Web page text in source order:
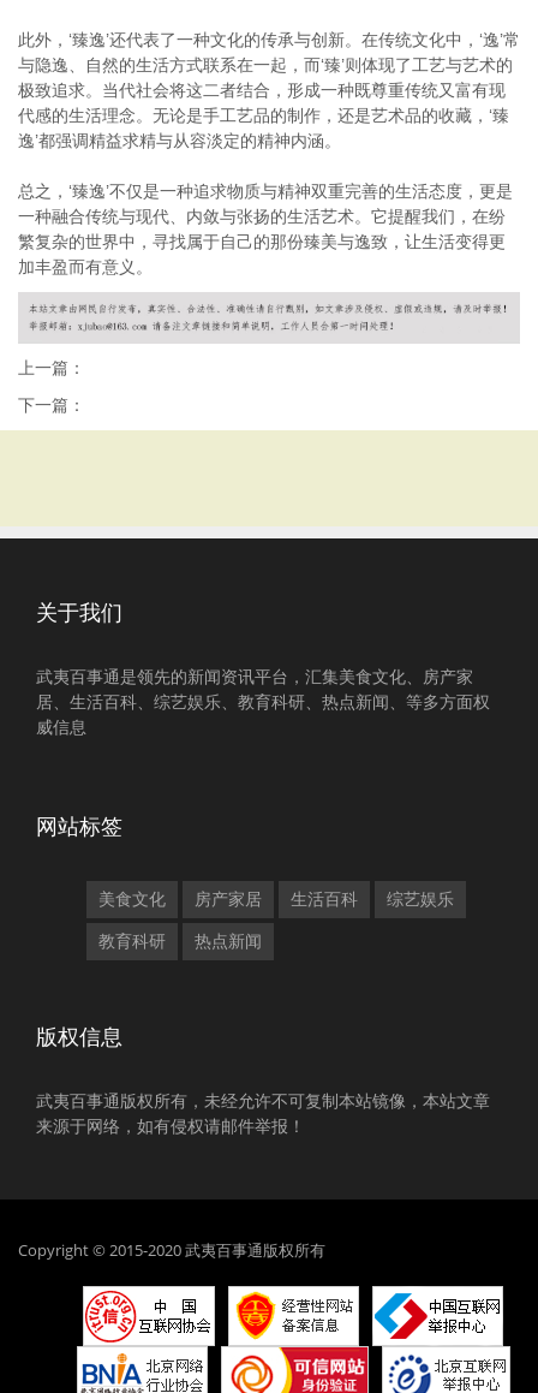
此外，‘臻逸’还代表了一种文化的传承与创新。在传统文化中，‘逸’常
与隐逸、自然的生活方式联系在一起，而‘臻’则体现了工艺与艺术的
极致追求。当代社会将这二者结合，形成一种既尊重传统又富有现
代感的生活理念。无论是手工艺品的制作，还是艺术品的收藏，‘臻
逸’都强调精益求精与从容淡定的精神内涵。
总之，‘臻逸’不仅是一种追求物质与精神双重完善的生活态度，更是
一种融合传统与现代、内敛与张扬的生活艺术。它提醒我们，在纷
繁复杂的世界中，寻找属于自己的那份臻美与逸致，让生活变得更
加丰盈而有意义。
上一篇：
下一篇：
关于我们
武夷百事通是领先的新闻资讯平台，汇集美食文化、房产家
居、生活百科、综艺娱乐、教育科研、热点新闻、等多方面权
威信息
网站标签
美食文化 房产家居 生活百科 综艺娱乐
教育科研 热点新闻
版权信息
武夷百事通版权所有，未经允许不可复制本站镜像，本站文章
来源于网络，如有侵权请邮件举报！
Copyright © 2015-2020 武夷百事通版权所有